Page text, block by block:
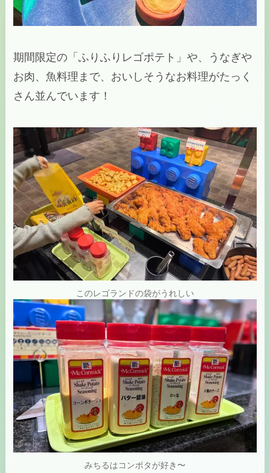
期間限定の「ふりふりレゴポテト」や、うなぎや
お肉、魚料理まで、おいしそうなお料理がたっく
さん並んでいます！
このレゴランドの袋がうれしい
みちるはコンポタが好き〜